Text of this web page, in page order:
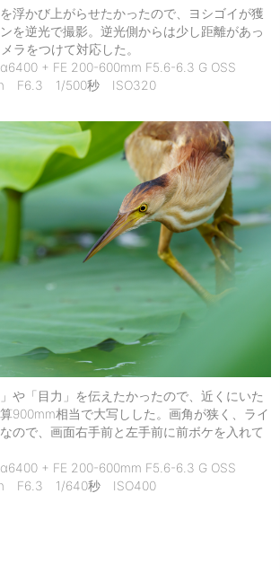
浮かび上がらせたかったので、ヨシゴイが獲
を逆光で撮影。逆光側からは少し距離があっ
ラをつけて対応した。
+ FE 200-600mm F5.6-6.3 G OSS
F6.3 1/500秒 ISO320
や「目力」を伝えたかったので、近くにいた
900mm相当で大写しした。画角が狭く、ライ
ので、画面右手前と左手前に前ボケを入れて
+ FE 200-600mm F5.6-6.3 G OSS
F6.3 1/640秒 ISO400